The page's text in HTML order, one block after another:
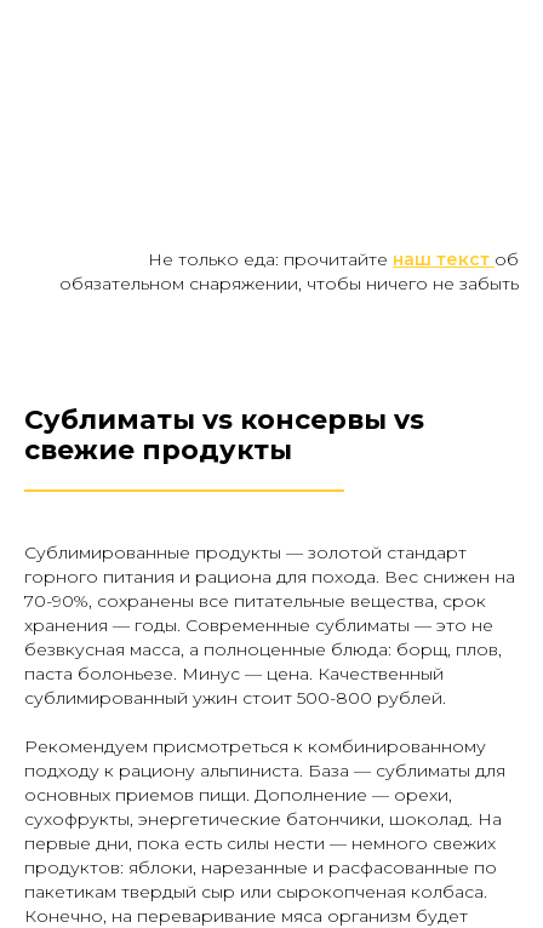
Не только еда: прочитайте наш текст об
обязательном снаряжении, чтобы ничего не забыть
Сублиматы vs консервы vs
свежие продукты
Сублимированные продукты — золотой стандарт
горного питания и рациона для похода. Вес снижен на
70-90%, сохранены все питательные вещества, срок
хранения — годы. Современные сублиматы — это не
безвкусная масса, а полноценные блюда: борщ, плов,
паста болоньезе. Минус — цена. Качественный
сублимированный ужин стоит 500-800 рублей.
Рекомендуем присмотреться к комбинированному
подходу к рациону альпиниста. База — сублиматы для
основных приемов пищи. Дополнение — орехи,
сухофрукты, энергетические батончики, шоколад. На
первые дни, пока есть силы нести — немного свежих
продуктов: яблоки, нарезанные и расфасованные по
пакетикам твердый сыр или сырокопченая колбаса.
Конечно, на переваривание мяса организм будет